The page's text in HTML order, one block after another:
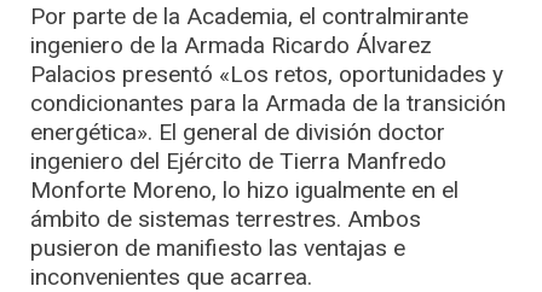
Por parte de la Academia, el contralmirante
ingeniero de la Armada Ricardo Álvarez
Palacios presentó «Los retos, oportunidades y
condicionantes para la Armada de la transición
energética». El general de división doctor
ingeniero del Ejército de Tierra Manfredo
Monforte Moreno, lo hizo igualmente en el
ámbito de sistemas terrestres. Ambos
pusieron de manifiesto las ventajas e
inconvenientes que acarrea.